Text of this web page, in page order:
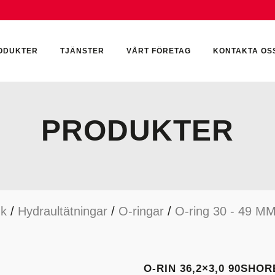
HYDRAULMOTORER
TJÄNSTER VÅRT FÖRETAG KONTAKTA
PRODUKTER
/ Hydraultätningar / O-ringar / O-ring 30 - 49 MM
O-RIN 36,2×3,0